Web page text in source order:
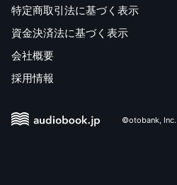
特定商取引法に基づく表示
資金決済法に基づく表示
会社概要
採用情報
©otobank, Inc.